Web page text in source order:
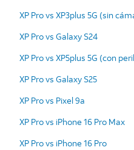
XP Pro vs XP3plus 5G (sin
XP Pro vs Galaxy S24
XP Pro vs XP5plus 5G (con
XP Pro vs Galaxy S25
XP Pro vs Pixel 9a
XP Pro vs iPhone 16 Pro Max
XP Pro vs iPhone 16 Pro